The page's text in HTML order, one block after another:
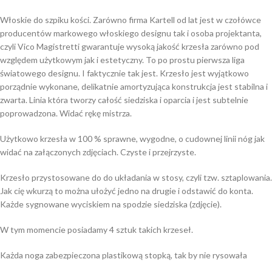
Włoskie do szpiku kości. Zarówno firma Kartell od lat jest w czołówce
producentów markowego włoskiego designu tak i osoba projektanta,
czyli Vico Magistretti gwarantuje wysoką jakość krzesła zarówno pod
względem użytkowym jak i estetyczny. To po prostu pierwsza liga
światowego designu. I faktycznie tak jest. Krzesło jest wyjątkowo
porządnie wykonane, delikatnie amortyzująca konstrukcja jest stabilna i
zwarta. Linia która tworzy całość siedziska i oparcia i jest subtelnie
poprowadzona. Widać rękę mistrza.
Użytkowo krzesła w 100 % sprawne, wygodne, o cudownej linii nóg jak
widać na załączonych zdjęciach. Czyste i przejrzyste.
Krzesło przystosowane do do układania w stosy, czyli tzw. sztaplowania.
Jak cię wkurzą to można ułożyć jedno na drugie i odstawić do konta.
Każde sygnowane wyciskiem na spodzie siedziska (zdjęcie).
W tym momencie posiadamy 4 sztuk takich krzeseł.
Każda noga zabezpieczona plastikową stopką, tak by nie rysowała